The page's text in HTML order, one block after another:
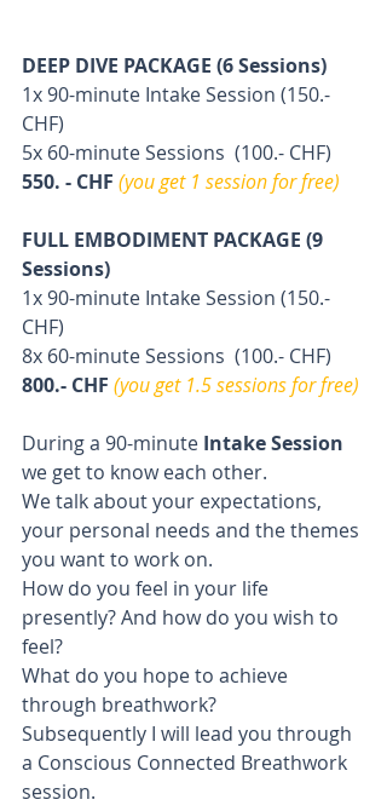
DEEP DIVE PACKAGE (6 Sessions)
1x 90-minute Intake Session (150.-
CHF)
5x 60-minute Sessions  (100.- CHF)
550. - CHF (you get 1 session for free)
FULL EMBODIMENT PACKAGE (9
Sessions)
1x 90-minute Intake Session (150.-
CHF)
8x 60-minute Sessions  (100.- CHF)
800.- CHF (you get 1.5 sessions for free)
During a 90-minute Intake Session
we get to know each other.
We talk about your expectations,
your personal needs and the themes
you want to work on.
How do you feel in your life
presently? And how do you wish to
feel?
What do you hope to achieve
through breathwork?
Subsequently I will lead you through
a Conscious Connected Breathwork
session.